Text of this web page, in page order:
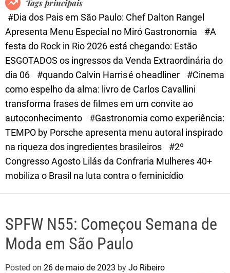
e
Tags principais
#Dia dos Pais em São Paulo: Chef Dalton Rangel
Apresenta Menu Especial no Miró Gastronomia
#A
festa do Rock in Rio 2026 está chegando: Estão
ESGOTADOS os ingressos da Venda Extraordinária do
dia 06
#quando Calvin Harris é o headliner
#Cinema
como espelho da alma: livro de Carlos Cavallini
transforma frases de filmes em um convite ao
autoconhecimento
#Gastronomia como experiência:
TEMPO by Porsche apresenta menu autoral inspirado
na riqueza dos ingredientes brasileiros
#2º
Congresso Agosto Lilás da Confraria Mulheres 40+
mobiliza o Brasil na luta contra o feminicídio
SPFW N55: Começou Semana de
Moda em São Paulo
Posted on 26 de maio de 2023 by Jo Ribeiro